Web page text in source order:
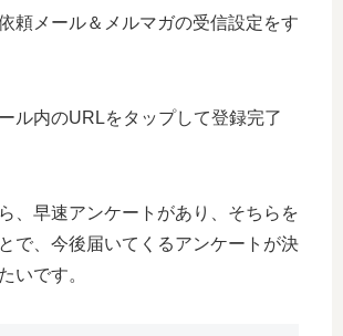
頼メール＆メルマガの受信設定をす
ル内のURLをタップして登録完了
、早速アンケートがあり、そちらを
で、今後届いてくるアンケートが決
いです。